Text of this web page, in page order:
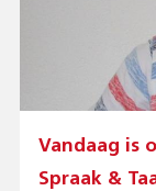
Vandaag is
Spraak &